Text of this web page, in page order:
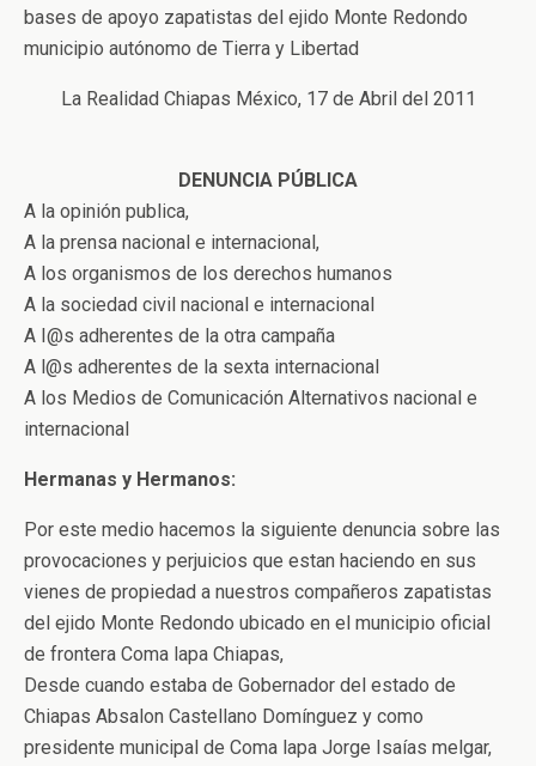
bases de apoyo zapatistas del ejido Monte Redondo
municipio autónomo de Tierra y Libertad
La Realidad Chiapas México, 17 de Abril del 2011
DENUNCIA PÚBLICA
A la opinión publica,
A la prensa nacional e internacional,
A los organismos de los derechos humanos
A la sociedad civil nacional e internacional
A I@s adherentes de la otra campaña
A l@s adherentes de la sexta internacional
A los Medios de Comunicación Alternativos nacional e
internacional
Hermanas y Hermanos:
Por este medio hacemos la siguiente denuncia sobre las
provocaciones y perjuicios que estan haciendo en sus
vienes de propiedad a nuestros compañeros zapatistas
del ejido Monte Redondo ubicado en el municipio oficial
de frontera Coma lapa Chiapas,
Desde cuando estaba de Gobernador del estado de
Chiapas Absalon Castellano Domínguez y como
presidente municipal de Coma lapa Jorge Isaías melgar,